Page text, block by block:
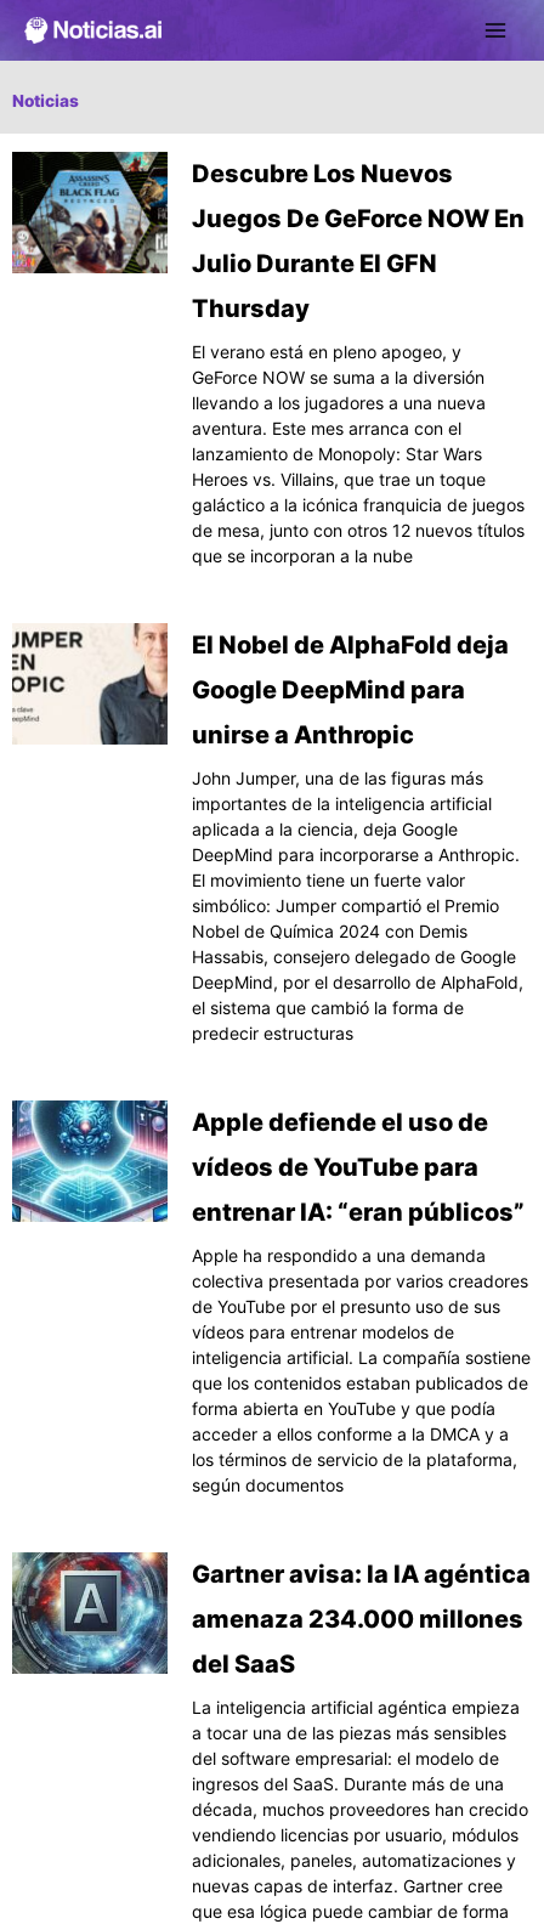
Noticias
Descubre Los Nuevos
Juegos De GeForce NOW En
Julio Durante El GFN
Thursday
El verano está en pleno apogeo, y
GeForce NOW se suma a la diversión
llevando a los jugadores a una nueva
aventura. Este mes arranca con el
lanzamiento de Monopoly: Star Wars
Heroes vs. Villains, que trae un toque
galáctico a la icónica franquicia de juegos
de mesa, junto con otros 12 nuevos títulos
que se incorporan a la nube
El Nobel de AlphaFold deja
Google DeepMind para
unirse a Anthropic
John Jumper, una de las figuras más
importantes de la inteligencia artificial
aplicada a la ciencia, deja Google
DeepMind para incorporarse a Anthropic.
El movimiento tiene un fuerte valor
simbólico: Jumper compartió el Premio
Nobel de Química 2024 con Demis
Hassabis, consejero delegado de Google
DeepMind, por el desarrollo de AlphaFold,
el sistema que cambió la forma de
predecir estructuras
Apple defiende el uso de
vídeos de YouTube para
entrenar IA: “eran públicos”
Apple ha respondido a una demanda
colectiva presentada por varios creadores
de YouTube por el presunto uso de sus
vídeos para entrenar modelos de
inteligencia artificial. La compañía sostiene
que los contenidos estaban publicados de
forma abierta en YouTube y que podía
acceder a ellos conforme a la DMCA y a
los términos de servicio de la plataforma,
según documentos
Gartner avisa: la IA agéntica
amenaza 234.000 millones
del SaaS
La inteligencia artificial agéntica empieza
a tocar una de las piezas más sensibles
del software empresarial: el modelo de
ingresos del SaaS. Durante más de una
década, muchos proveedores han crecido
vendiendo licencias por usuario, módulos
adicionales, paneles, automatizaciones y
nuevas capas de interfaz. Gartner cree
que esa lógica puede cambiar de forma
PáginaPáginaPáginaPáginaPágina